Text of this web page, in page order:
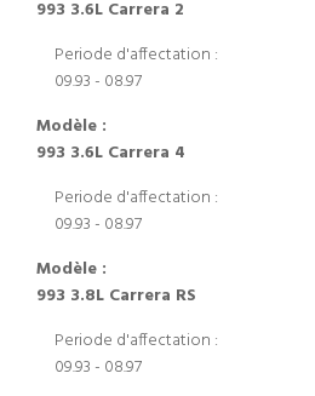
993 3.6L Carrera 2
Periode d'affectation :
09.93 - 08.97
Modèle :
993 3.6L Carrera 4
Periode d'affectation :
09.93 - 08.97
Modèle :
993 3.8L Carrera RS
Periode d'affectation :
09.93 - 08.97